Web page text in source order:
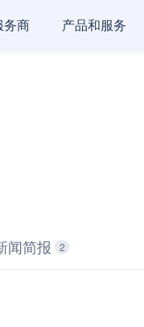
务商 产品和服务
闻简报 2